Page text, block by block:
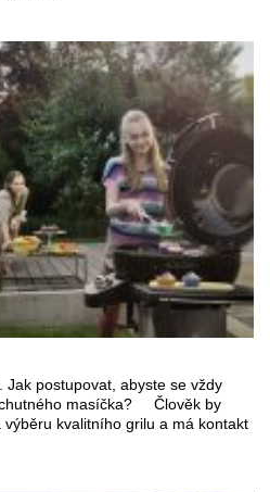
postupovat, abyste se vždy
masíčka? Člověk by
kvalitního grilu a má kontakt